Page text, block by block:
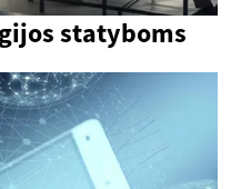
statyboms